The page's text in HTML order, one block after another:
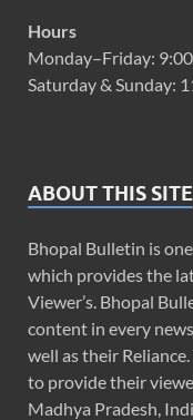
Hours
Monday–Friday:
Saturday & Sunday:
ABOUT THIS SITE
Bhopal Bulletin is
which provides the
Viewer’s. Bhopal
content in every
well as their
to provide their
Madhya Pradesh,